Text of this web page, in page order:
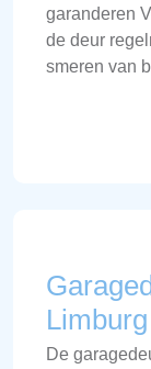
garanderen
de deur
smeren van
Limburg
De